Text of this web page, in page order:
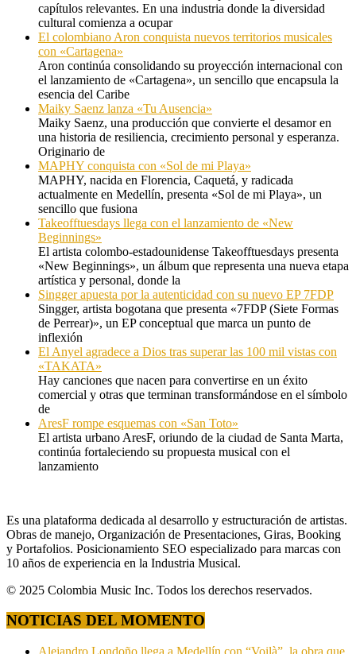
capítulos relevantes. En una industria donde la diversidad
cultural comienza a ocupar
El colombiano Aron conquista nuevos territorios musicales
con «Cartagena»
Aron continúa consolidando su proyección internacional con
el lanzamiento de «Cartagena», un sencillo que encapsula la
esencia del Caribe
Maiky Saenz lanza «Tu Ausencia»
Maiky Saenz, una producción que convierte el desamor en
una historia de resiliencia, crecimiento personal y esperanza.
Originario de
MAPHY conquista con «Sol de mi Playa»
MAPHY, nacida en Florencia, Caquetá, y radicada
actualmente en Medellín, presenta «Sol de mi Playa», un
sencillo que fusiona
Takeofftuesdays llega con el lanzamiento de «New
Beginnings»
El artista colombo-estadounidense Takeofftuesdays presenta
«New Beginnings», un álbum que representa una nueva etapa
artística y personal, donde la
Singger apuesta por la autenticidad con su nuevo EP 7FDP
Singger, artista bogotana que presenta «7FDP (Siete Formas
de Perrear)», un EP conceptual que marca un punto de
inflexión
El Anyel agradece a Dios tras superar las 100 mil vistas con
«TAKATA»
Hay canciones que nacen para convertirse en un éxito
comercial y otras que terminan transformándose en el símbolo
de
AresF rompe esquemas con «San Toto»
El artista urbano AresF, oriundo de la ciudad de Santa Marta,
continúa fortaleciendo su propuesta musical con el
lanzamiento
Es una plataforma dedicada al desarrollo y estructuración de artistas.
Obras de manejo, Organización de Presentaciones, Giras, Booking
y Portafolios. Posicionamiento SEO especializado para marcas con
10 años de experiencia en la Industria Musical.
© 2025 Colombia Music Inc. Todos los derechos reservados.
NOTICIAS DEL MOMENTO